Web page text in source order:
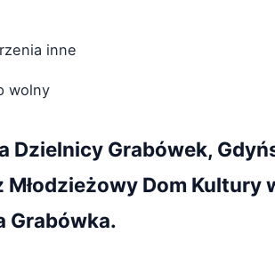
inne
wolny
Dzielnicy Grabówek,
Młodzieżowy Dom Kultury
Grabówka.